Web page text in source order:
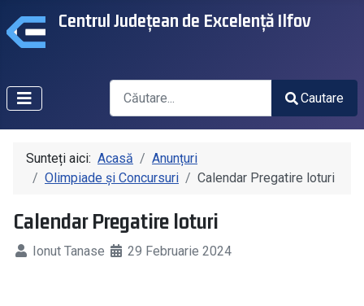
Centrul Județean de Excelență Ilfov
Căutare
Cautare
Sunteți aici: Acasă
Anunțuri
Olimpiade și Concursuri
Calendar Pregatire loturi
Calendar Pregatire loturi
Ionut Tanase 29 Februarie 2024